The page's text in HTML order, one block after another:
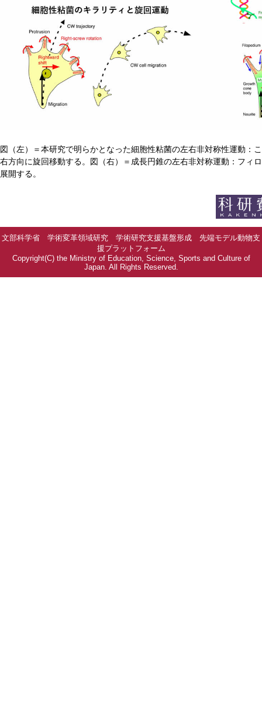
図（左）＝本研究で明らかとなった細胞性粘菌の左右非対称性運動：
右方向に旋回移動する。図（右）＝成長円錐の左右非対称運動：フィ
展開する。
文部科学省 学術変革領域研究 学術研究支援基盤形成 先端モデル動物支
援プラットフォーム
Copyright(C) the Ministry of Education, Science, Sports and Culture of
Japan. All Rights Reserved.